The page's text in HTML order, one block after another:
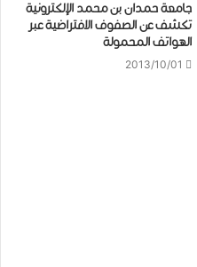
جامعة حمدان بن محمد الإلكترونية
تكشف عن الصفوف الافتراضية عبر
الهواتف المحمولة
2013/10/01